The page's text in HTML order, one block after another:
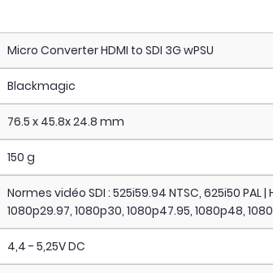
Micro Converter HDMI to SDI 3G wPSU
Blackmagic
76.5 x 45.8x 24.8 mm
150 g
Normes vidéo SDI : 525i59.94 NTSC, 625i50 PAL
1080p29.97, 1080p30, 1080p47.95, 1080p48,
4,4 - 5,25V DC